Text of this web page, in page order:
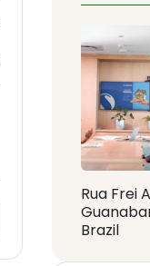
Rua Frei
Brazil